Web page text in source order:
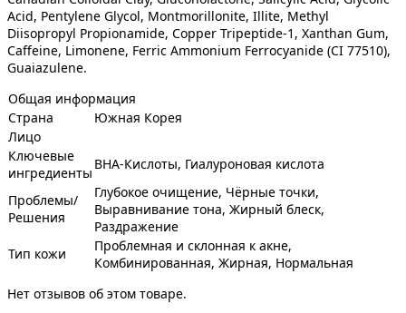
Acid, Pentylene Glycol, Montmorillonite, Illite, Methyl
Diisopropyl Propionamide, Copper Tripeptide-1, Xanthan Gum,
Caffeine, Limonene, Ferric Ammonium Ferrocyanide (CI 77510),
Guaiazulene.
Общая информация
Страна
Южная Корея
Лицо
Ключевые
ингредиенты
BHA-Кислоты, Гиалуроновая кислота
Проблемы/
Решения
Глубокое очищение, Чёрные точки,
Выравнивание тона, Жирный блеск,
Раздражение
Тип кожи
Проблемная и склонная к акне,
Комбинированная, Жирная, Нормальная
Нет отзывов об этом товаре.